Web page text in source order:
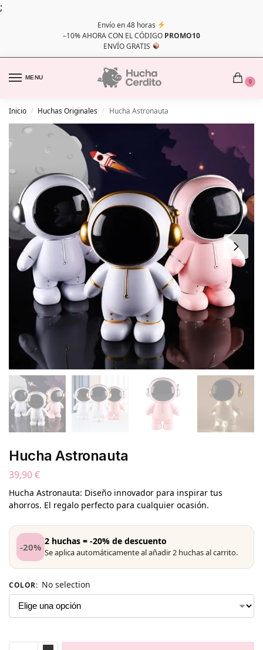
;
Envío en 48 horas
–10% AHORA CON EL CÓDIGO PROMO10
ENVÍO GRATIS
MENU
0
Inicio / Huchas Originales / Hucha Astronauta
Hucha Astronauta
39,90€
Hucha Astronauta: Diseño innovador para inspirar tus
ahorros. El regalo perfecto para cualquier ocasión.
-20% 2 huchas = -20% de descuento
Se aplica automáticamente al añadir 2 huchas al carrito.
COLOR: No selection